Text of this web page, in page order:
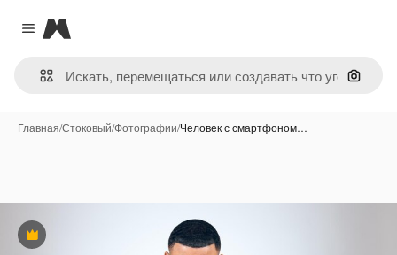
Close menu
Magnific
Поиск
Главная/Стоковый/Фотографии/Человек с смартфоном…
Премиум